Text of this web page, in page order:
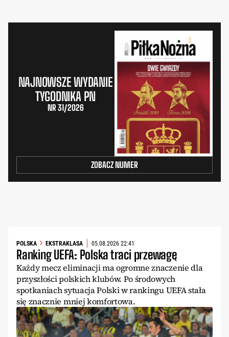
NAJNOWSZE WYDANIE
TYGODNIKA PN
NR 31/2026
ZOBACZ NUMER
POLSKA EKSTRAKLASA 05.08.2026 22:41
Ranking UEFA: Polska traci przewagę
Każdy mecz eliminacji ma ogromne znaczenie dla
przyszłości polskich klubów. Po środowych
spotkaniach sytuacja Polski w rankingu UEFA stała
się znacznie mniej komfortowa.